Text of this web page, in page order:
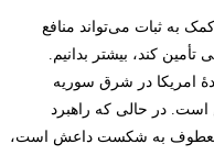
به ثبات می‌تواند منافع
تأمین کند، بیشتر بدانیم.
امریکا در شرق سوریه
در حالی که راهبرد
معطوف به شکست داعش است،